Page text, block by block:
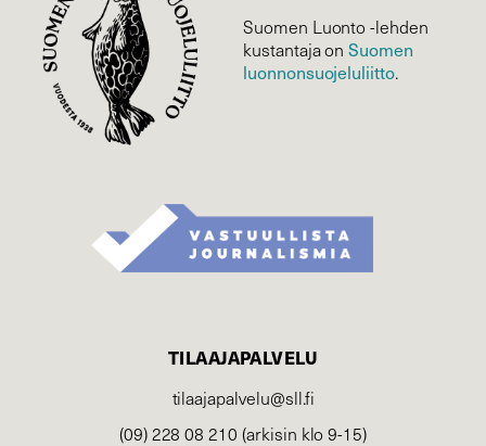
Suomen Luonto -lehden
kustantaja onSuomen
luonnonsuojelu­liitto.
TILAAJAPALVELU
tilaajapalvelu@sll.fi
(09) 228 08 210 (arkisin klo 9-15)